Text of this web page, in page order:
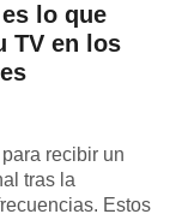
lo que
TV en los
recibir un
tras la
Estos